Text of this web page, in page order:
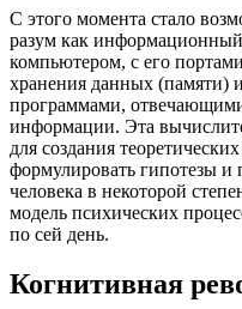
С этого момента стало
разум как
компьютером, с его
хранения данных (памяти)
программами,
информации. Эта
для создания
формулировать гипотезы и
человека в некоторой
модель психических
по сей день.
Когнитивная